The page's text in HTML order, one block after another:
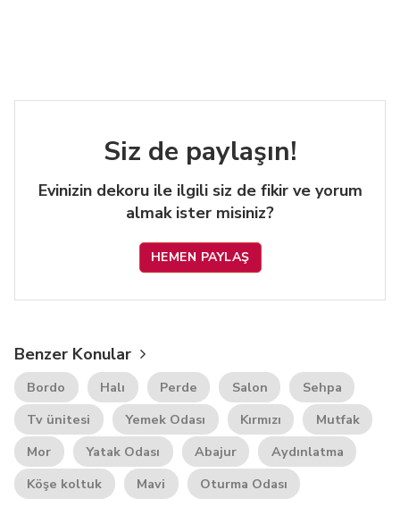
Siz de paylaşın!
Evinizin dekoru ile ilgili siz de fikir ve yorum
almak ister misiniz?
HEMEN PAYLAŞ
Benzer Konular
Bordo Halı Perde Salon
Sehpa
Tv ünitesi
Yemek Odası Kırmızı
Mutfak
Mor
Yatak Odası Abajur
Aydınlatma
Köşe koltuk
Mavi Oturma Odası